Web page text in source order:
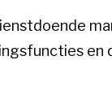
en